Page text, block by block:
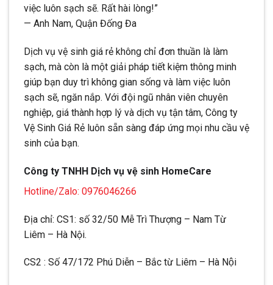
việc luôn sạch sẽ. Rất hài lòng!”
— Anh Nam, Quận Đống Đa
Dịch vụ vệ sinh giá rẻ không chỉ đơn thuần là làm
sạch, mà còn là một giải pháp tiết kiệm thông minh
giúp bạn duy trì không gian sống và làm việc luôn
sạch sẽ, ngăn nắp. Với đội ngũ nhân viên chuyên
nghiệp, giá thành hợp lý và dịch vụ tận tâm, Công ty
Vệ Sinh Giá Rẻ luôn sẵn sàng đáp ứng mọi nhu cầu vệ
sinh của bạn.
Công ty TNHH Dịch vụ vệ sinh HomeCare
Hotline/Zalo: 0976046266
Địa chỉ: CS1: số 32/50 Mễ Trì Thượng – Nam Từ
Liêm – Hà Nội.
CS2 : Số 47/172 Phú Diễn – Bắc từ Liêm – Hà Nội